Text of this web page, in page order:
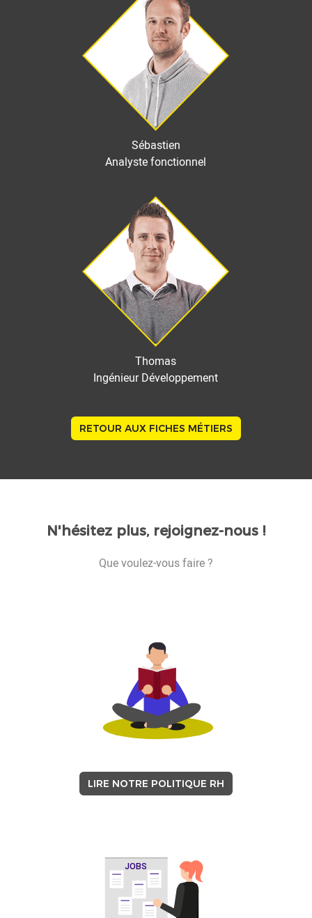
Sébastien
Analyste fonctionnel
Thomas
Ingénieur Développement
RETOUR AUX FICHES MÉTIERS
N'hésitez plus, rejoignez-nous !
Que voulez-vous faire ?
LIRE NOTRE POLITIQUE RH